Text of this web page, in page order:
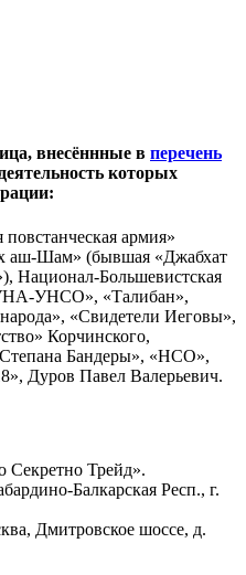
внесённные в перечень
которых
армия»
Шам» (бывшая «Джабхат
Национал-Большевистская
УНСО», «Талибан»,
«Свидетели Иеговы»,
Корчинского,
Бандеры», «НСО»,
Дуров Павел Валерьевич.
Трейд».
Балкарская Респ., г.
Дмитровское шоссе, д.